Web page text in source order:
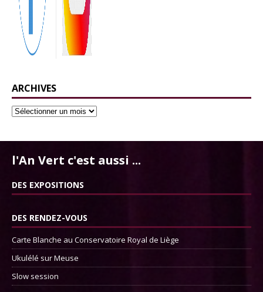
ARCHIVES
l'An Vert c'est aussi ...
DES EXPOSITIONS
DES RENDEZ-VOUS
Carte Blanche au Conservatoire Royal de Liège
Ukulélé sur Meuse
Slow session